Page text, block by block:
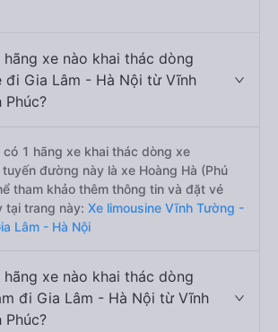
hãng xe nào khai thác dòng
đi Gia Lâm - Hà Nội từ Vĩnh
Phúc?
có 1 hãng xe khai thác dòng xe
đường này là xe Hoàng Hà (Phú
tham khảo thêm thông tin và đặt vé
tại trang này: Xe limousine Vĩnh Tường -
Lâm - Hà Nội
hãng xe nào khai thác dòng
đi Gia Lâm - Hà Nội từ Vĩnh
Phúc?